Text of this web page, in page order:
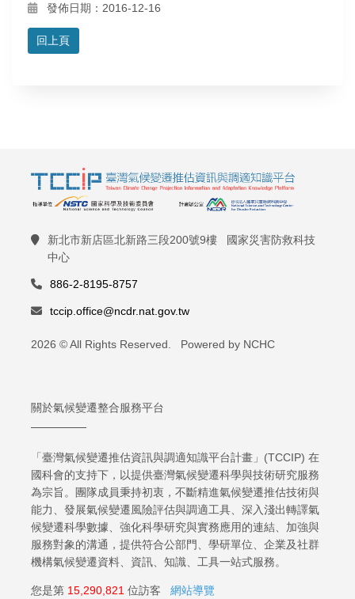
發佈日期：2016-12-16
回上頁
新北市新店區北新路三段200號9樓 國家災害防救科技
中心
886-2-8195-8757
tccip.office@ncdr.nat.gov.tw
2026 © All Rights Reserved. Powered by NCHC
關於氣候變遷整合服務平台
「臺灣氣候變遷推估資訊與調適知識平台計畫」(TCCIP) 在
國科會的支持下，以提供臺灣氣候變遷科學與技術研究服務
為宗旨。團隊成員秉持初衷，不斷精進氣候變遷推估技術與
能力、發展氣候變遷風險評估與調適工具、深入淺出轉譯氣
候變遷科學數據、強化科學研究與實務應用的連結、加強與
服務對象的溝通，提供符合公部門、學研單位、企業及社群
機構氣候變遷資料、資訊、知識、工具一站式服務。
您是第 15,290,821 位訪客 網站導覽